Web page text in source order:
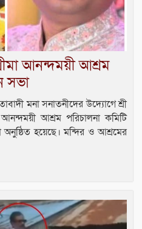
আনন্দময়ী আশ্রম
সভা
মনা সনাতনীদের উদ্যোগে শ্রী
আশ্রম পরিচালনা কমিটি
হয়েছে। মন্দির ও আশ্রমের